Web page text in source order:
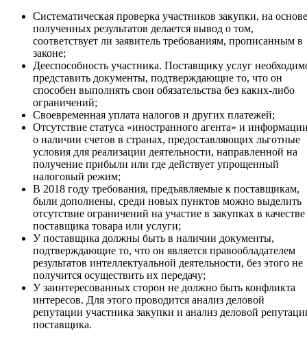
Систематическая проверка участников закупки, на основе
полученных результатов делается вывод о том,
соответствует ли заявитель требованиям, прописанным в
законе;
Дееспособность участника. Поставщику услуг
представить документы, подтверждающие то, что он
способен выполнять свои обязательства без каких-либо
ограничений;
Своевременная уплата налогов и других платежей;
Отсутствие статуса «иностранного агента» и
о наличии счетов в странах, предоставляющих льготные
условия для реализации деятельности, направленной на
получение прибыли или где действует упрощенный
налоговый режим;
В 2018 году требования, предъявляемые к поставщикам,
были дополнены, среди новых пунктов можно выделить
отсутствие ограничений на участие в закупках в качестве
поставщика товара или услуги;
У поставщика должны быть в наличии документы,
подтверждающие то, что он является правообладателем
результатов интеллектуальной деятельности, без этого не
получится осуществить их передачу;
У заинтересованных сторон не должно быть конфликта
интересов. Для этого проводится анализ деловой
репутации участника закупки и анализ деловой
поставщика.